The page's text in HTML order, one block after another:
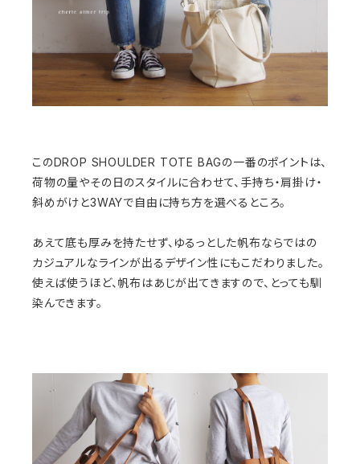
このDROP SHOULDER TOTE BAGの一番のポイントは、
荷物の量やその日のスタイルに合わせて、手持ち・肩掛け・
斜めがけと3WAYで自由に持ち方を選べるところ。
あえて底も厚みを持たせず、ゆるっとした帆布ならではの
カジュアルなラインが出るデザイン性にもこだわりました。
使えば使うほど、帆布はあじが出てきますので、とっても馴
染んできます。